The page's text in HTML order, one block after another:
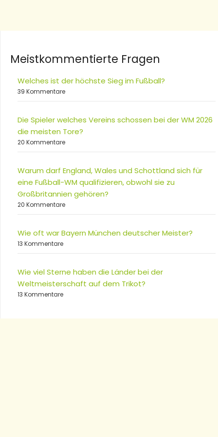
Meistkommentierte Fragen
Welches ist der höchste Sieg im Fußball?
39 Kommentare
Die Spieler welches Vereins schossen bei der WM 2026
die meisten Tore?
20 Kommentare
Warum darf England, Wales und Schottland sich für
eine Fußball-WM qualifizieren, obwohl sie zu
Großbritannien gehören?
20 Kommentare
Wie oft war Bayern München deutscher Meister?
13 Kommentare
Wie viel Sterne haben die Länder bei der
Weltmeisterschaft auf dem Trikot?
13 Kommentare